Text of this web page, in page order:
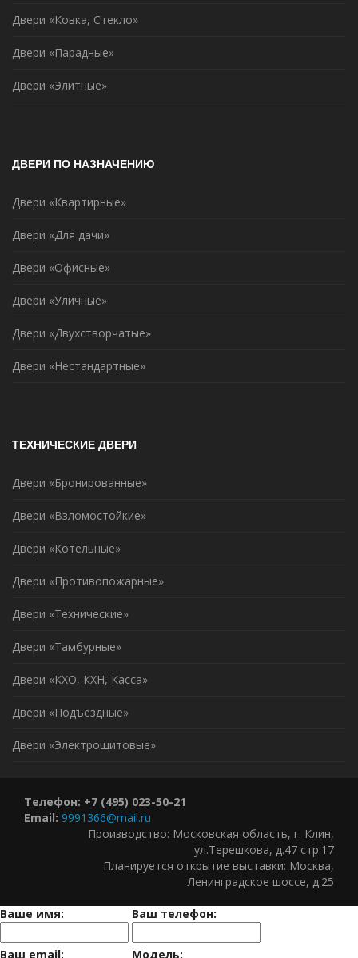
Двери «Ковка, Стекло»
Двери «Парадные»
Двери «Элитные»
ДВЕРИ ПО НАЗНАЧЕНИЮ
Двери «Квартирные»
Двери «Для дачи»
Двери «Офисные»
Двери «Уличные»
Двери «Двухстворчатые»
Двери «Нестандартные»
ТЕХНИЧЕСКИЕ ДВЕРИ
Двери «Бронированные»
Двери «Взломостойкие»
Двери «Котельные»
Двери «Противопожарные»
Двери «Технические»
Двери «Тамбурные»
Двери «КХО, КХН, Касса»
Двери «Подъездные»
Двери «Электрощитовые»
Телефон: +7 (495) 023-50-21
Email: 9991366@mail.ru
Производство: Московская область, г. Клин,
ул.Терешкова, д.47 стр.17
Планируется открытие выставки: Москва,
Ленинградское шоссе, д.25
Ваше имя: Ваш телефон:
Ваш email: Модель: